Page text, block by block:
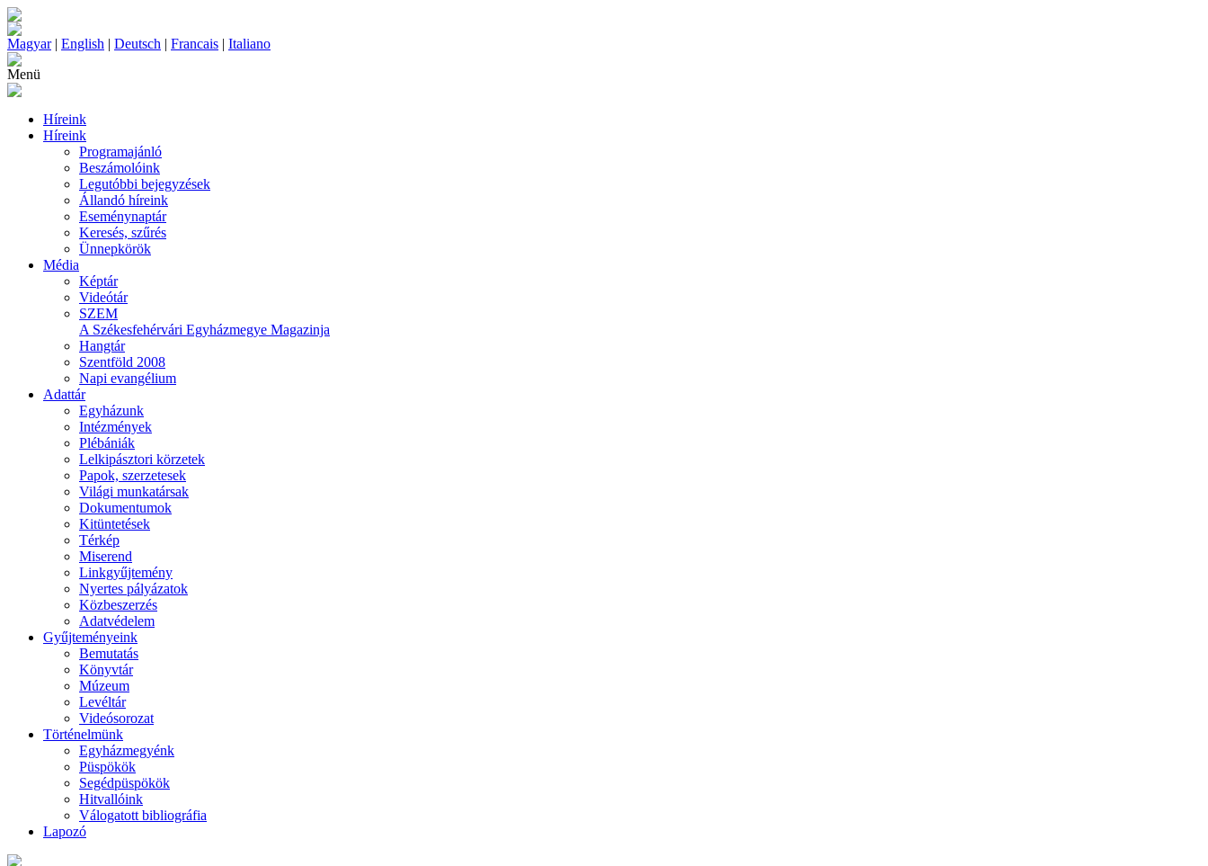
Magyar| English | Deutsch | Francais | Italiano
Menü
Híreink
Híreink
Programajánló
Beszámolóink
Legutóbbi bejegyzések
Állandó híreink
Eseménynaptár
Keresés, szűrés
Ünnepkörök
Média
Képtár
Videótár
SZEM
A Székesfehérvári Egyházmegye Magazinja
Hangtár
Szentföld 2008
Napi evangélium
Adattár
Egyházunk
Intézmények
Plébániák
Lelkipásztori körzetek
Papok, szerzetesek
Világi munkatársak
Dokumentumok
Kitüntetések
Térkép
Miserend
Linkgyűjtemény
Nyertes pályázatok
Közbeszerzés
Adatvédelem
Gyűjteményeink
Bemutatás
Könyvtár
Múzeum
Levéltár
Videósorozat
Történelmünk
Egyházmegyénk
Püspökök
Segédpüspökök
Hitvallóink
Válogatott bibliográfia
Lapozó